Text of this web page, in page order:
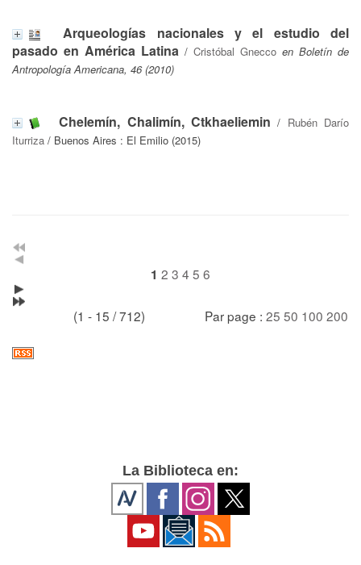
Arqueologías nacionales y el estudio del
pasado en América Latina / Cristóbal Gnecco en Boletín de
Antropología Americana, 46 (2010)
Chelemín, Chalimín, Ctkhaeliemin / Rubén Darío
Iturriza / Buenos Aires : El Emilio (2015)
1 2 3 4 5 6
(1 - 15 / 712) Par page : 25 50 100 200
La Biblioteca en: